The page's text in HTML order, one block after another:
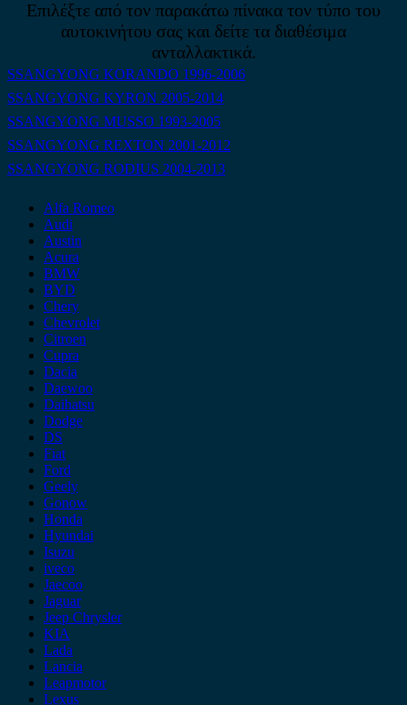
Επιλέξτε από τον παρακάτω πίνακα τον τύπο του
αυτοκινήτου σας και δείτε τα διαθέσιμα
ανταλλακτικά.
SSANGYONG KORANDO 1996-2006
SSANGYONG KYRON 2005-2014
SSANGYONG MUSSO 1993-2005
SSANGYONG REXTON 2001-2012
SSANGYONG RODIUS 2004-2013
Alfa Romeo
Audi
Austin
Acura
BMW
BYD
Chery
Chevrolet
Citroen
Cupra
Dacia
Daewoo
Daihatsu
Dodge
DS
Fiat
Ford
Geely
Gonow
Honda
Hyundai
Isuzu
iveco
Jaecoo
Jaguar
Jeep Chrysler
KIA
Lada
Lancia
Leapmotor
Lexus